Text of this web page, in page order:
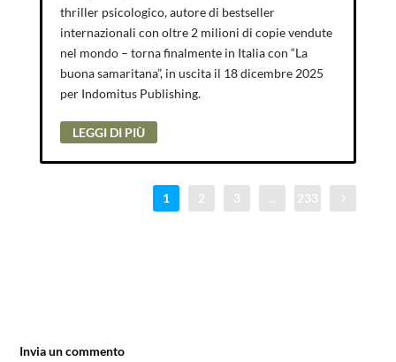
thriller psicologico, autore di bestseller
internazionali con oltre 2 milioni di copie vendute
nel mondo – torna finalmente in Italia con “La
buona samaritana”, in uscita il 18 dicembre 2025
per Indomitus Publishing.
LEGGI DI PIÙ
1 2 3 233
Invia un commento